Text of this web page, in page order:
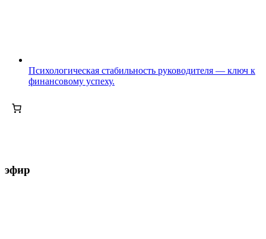
Психологическая стабильность руководителя — ключ к
финансовому успеху.
эфир